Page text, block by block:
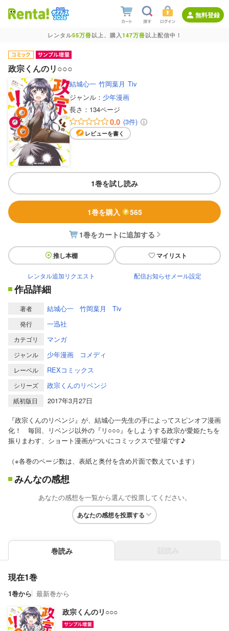
無料登録
レンタル55万冊以上、購入147万冊以上配信中！
政宗くんのリ○○○
結城心一 竹岡葉月 Tiv
ジャンル： 少年漫画
長さ： 134ページ
0.0 (3件)
レビューを書く
1巻を試し読み
1巻を購入 565
1巻をカートに追加する
推し本棚 マイリスト
レンタル追加リクエスト 配信お知らせメール設定
作品詳細
著者 結城心一 竹岡葉月 Tiv
発行 一迅社
カテゴリ マンガ
ジャンル 少年漫画 コメディ
レーベル REXコミックス
シリーズ 政宗くんのリベンジ
紙初版日
2017年3月27日
『政宗くんのリベンジ』が、結城心一先生の手によってスピンオフ漫画
化！ 毎回、リベンジ以外の『リ○○○』をしようする政宗が愛姫たちを
振りまわす、ショート漫画がついにコミックスで登場です♪
（※各巻のページ数は、表紙と奥付を含め片面で数えています）
みんなの感想
あなたの感想を一覧から選んで投票してください。
あなたの感想を投票する
巻読み
現在1巻
1巻から 最新巻から
政宗くんのリ○○○